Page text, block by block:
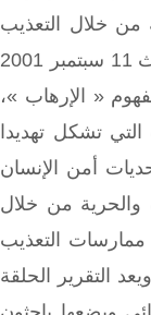
من خلال التعذيب
والاحتجاز غير القانوني ». وقال التقرير الذي وقع في 288 صفحة: « في أعقاب أحداث 11 سبتمبر 2001
« الإرهاب »،
تشكل تهديدا
أمن الإنسان
والحرية من خلال
ممارسات التعذيب
هذه الدول. ويعد التقرير الحلقة